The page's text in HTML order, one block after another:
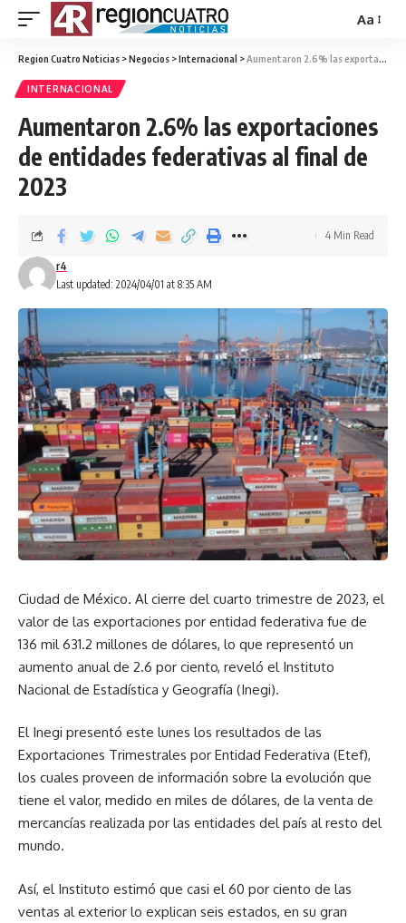
Aa
Region Cuatro Noticias >Negocios >Internacional >Aumentaron 2.6% las exportaciones de entidades federativas al final de 2023
INTERNACIONAL
Aumentaron 2.6% las exportaciones
de entidades federativas al final de
2023
Last updated: 2024/04/01 at 8:35 AM
r4
4 Min Read
Ciudad de México. Al cierre del cuarto trimestre de 2023, el
valor de las exportaciones por entidad federativa fue de
136 mil 631.2 millones de dólares, lo que representó un
aumento anual de 2.6 por ciento, reveló el Instituto
Nacional de Estadística y Geografía (Inegi).
El Inegi presentó este lunes los resultados de las
Exportaciones Trimestrales por Entidad Federativa (Etef),
los cuales proveen de información sobre la evolución que
tiene el valor, medido en miles de dólares, de la venta de
mercancías realizada por las entidades del país al resto del
mundo.
Así, el Instituto estimó que casi el 60 por ciento de las
ventas al exterior lo explican seis estados, en su gran